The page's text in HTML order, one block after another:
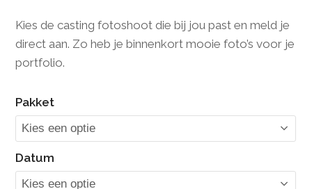
tot
Kies de casting fotoshoot die bij jou past en meld je
direct aan. Zo heb je binnenkort mooie foto’s voor je
portfolio.
Pakket
Datum